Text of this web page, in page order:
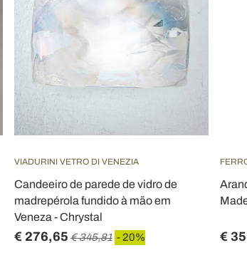
VIADURINI VETRO DI VENEZIA
Candeeiro de parede de vidro de
madrepérola fundido à mão em
Veneza - Chrystal
€ 276,65 € 345,81 - 20% €